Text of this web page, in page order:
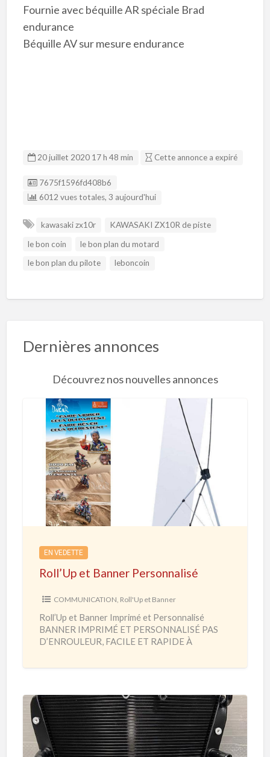
Fournie avec béquille AR spéciale Brad
endurance
Béquille AV sur mesure endurance
20 juillet 2020 17 h 48 min Cette annonce a expiré
Listing ID
7675f1596fd408b6
6012 vues totales, 3 aujourd'hui
kawasaki zx10r
KAWASAKI ZX10R de piste
le bon coin
le bon plan du motard
le bon plan du pilote
leboncoin
Dernières annonces
Découvrez nos nouvelles annonces
p
P
r
EN VEDETTE
Roll’Up et Banner Personnalisé
COMMUNICATION, Roll'Up et Banner
Roll’Up et Banner Imprimé et Personnalisé
BANNER IMPRIMÉ ET PERSONNALISÉ PAS
D’ENROULEUR, FACILE ET RAPIDE À
Hall[…]